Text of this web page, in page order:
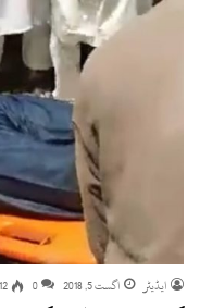
ایڈیٹر اگست 5, 2018 0